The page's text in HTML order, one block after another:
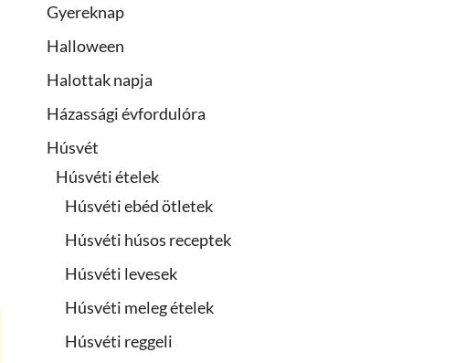
Gyereknap
Halloween
Halottak napja
Házassági évfordulóra
Húsvét
Húsvéti ételek
Húsvéti ebéd ötletek
Húsvéti húsos receptek
Húsvéti levesek
Húsvéti meleg ételek
Húsvéti reggeli